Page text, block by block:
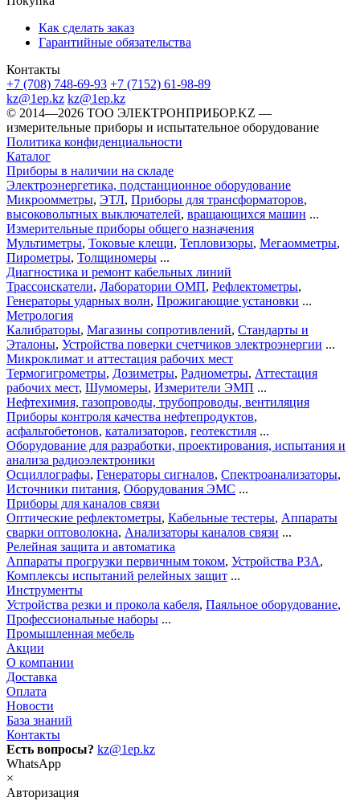
Как сделать заказ
Гарантийные обязательства
Контакты
+7 (708) 748-69-93 +7 (7152) 61-98-89
kz@1ep.kz kz@1ep.kz
©️ 2014—2026 ТОО ЭЛЕКТРОНПРИБОР.KZ —
измерительные приборы и испытательное оборудование
Политика конфиденциальности
Каталог
Приборы в наличии на складе
Электроэнергетика, подстанционное оборудование
Микроомметры, ЭТЛ, Приборы для трансформаторов,
высоковольтных выключателей, вращающихся машин ...
Измерительные приборы общего назначения
Мультиметры, Токовые клещи, Тепловизоры, Мегаомметры,
Пирометры, Толщиномеры ...
Диагностика и ремонт кабельных линий
Трассоискатели, Лаборатории ОМП, Рефлектометры,
Генераторы ударных волн, Прожигающие установки ...
Метрология
Калибраторы, Магазины сопротивлений, Стандарты и
Эталоны, Устройства поверки счетчиков электроэнергии ...
Микроклимат и аттестация рабочих мест
Термогигрометры, Дозиметры, Радиометры, Аттестация
рабочих мест, Шумомеры, Измерители ЭМП ...
Нефтехимия, газопроводы, трубопроводы, вентиляция
Приборы контроля качества нефтепродуктов,
асфальтобетонов, катализаторов, геотекстиля ...
Оборудование для разработки, проектирования, испытания и
анализа радиоэлектроники
Осциллографы, Генераторы сигналов, Спектроанализаторы,
Источники питания, Оборудования ЭМС ...
Приборы для каналов связи
Оптические рефлектометры, Кабельные тестеры, Аппараты
сварки оптоволокна, Анализаторы каналов связи ...
Релейная защита и автоматика
Аппараты прогрузки первичным током, Устройства РЗА,
Комплексы испытаний релейных защит ...
Инструменты
Устройства резки и прокола кабеля, Паяльное оборудование,
Профессиональные наборы ...
Промышленная мебель
Акции
О компании
Доставка
Оплата
Новости
База знаний
Контакты
Есть вопросы? kz@1ep.kz
WhatsApp
×
Авторизация